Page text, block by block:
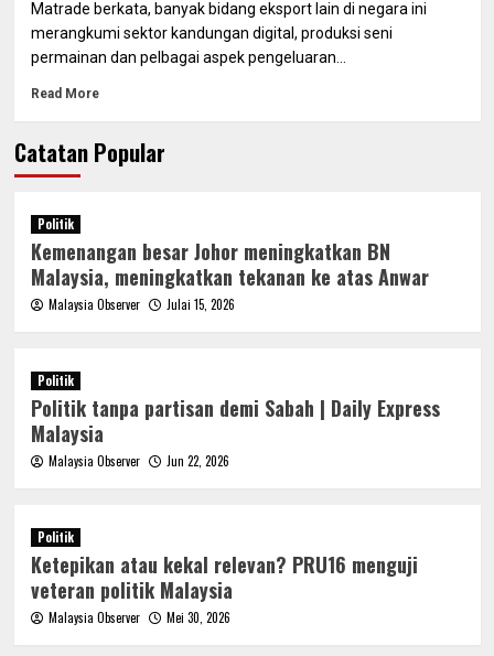
Matrade berkata, banyak bidang eksport lain di negara ini
merangkumi sektor kandungan digital, produksi seni
permainan dan pelbagai aspek pengeluaran...
Read More
Catatan Popular
Politik
Kemenangan besar Johor meningkatkan BN
Malaysia, meningkatkan tekanan ke atas Anwar
Malaysia Observer Julai 15, 2026
Politik
Politik tanpa partisan demi Sabah | Daily Express
Malaysia
Malaysia Observer Jun 22, 2026
Politik
Ketepikan atau kekal relevan? PRU16 menguji
veteran politik Malaysia
Malaysia Observer Mei 30, 2026